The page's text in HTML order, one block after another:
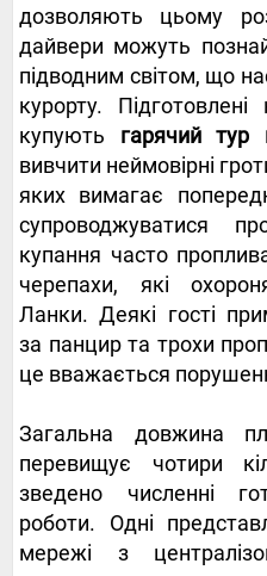
дозволяють цьому
дайвери можуть
підводним світом, що
курорту.
купують гарячий тур
вивчити неймовірні
яких вимагає
супроводжуватися
купання часто
черепахи, які
Ланки. Деякі гості
за панцир та трохи
це вважається
Загальна довжина
перевищує чотири
зведено численні
роботи. Одні
мережі з